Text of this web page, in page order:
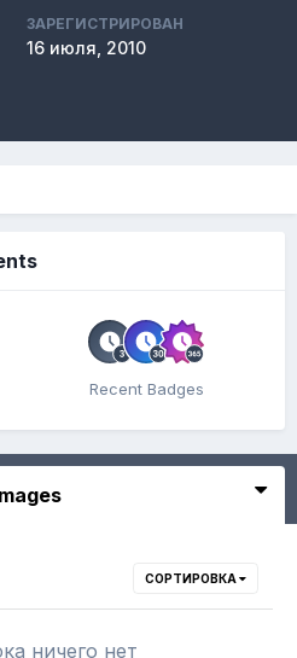
ЗАРЕГИСТРИРОВАН
16 июля, 2010
Recent Badges
СОРТИРОВКА
ничего нет